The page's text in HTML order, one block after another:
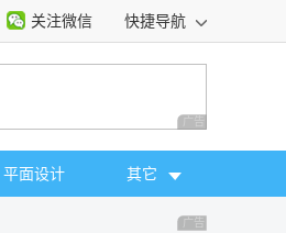
关注微信 快捷导航
广告 商业广告，理
平面设计 其它
广告 商业广告，理